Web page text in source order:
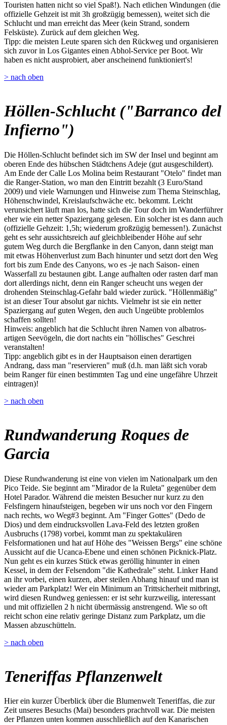
Touristen hatten nicht so viel Spaß!). Nach etlichen Windungen (die
offizielle Gehzeit ist mit 3h großzügig bemessen), weitet sich die
Schlucht und man erreicht das Meer (kein Strand, sondern
Felsküste). Zurück auf dem gleichen Weg.
Tipp: die meisten Leute sparen sich den Rückweg und organisieren
sich zuvor in Los Gigantes einen Abhol-Service per Boot. Wir
haben es nicht ausprobiert, aber anscheinend funktioniert's!
> nach oben
Höllen-Schlucht ("Barranco del
Infierno")
Die Höllen-Schlucht befindet sich im SW der Insel und beginnt am
oberen Ende des hübschen Städtchens Adeje (gut ausgeschildert).
Am Ende der Calle Los Molina beim Restaurant "Otelo" findet man
die Ranger-Station, wo man den Eintritt bezahlt (3 Euro/Stand
2009) und viele Warnungen und Hinweise zum Thema Steinschlag,
Höhenschwindel, Kreislaufschwäche etc. bekommt. Leicht
verunsichert läuft man los, hatte sich die Tour doch im Wanderführer
eher wie ein netter Spaziergang gelesen. Ein solcher ist es dann auch
(offizielle Gehzeit: 1,5h; wiederum großzügig bemessen!). Zunächst
geht es sehr aussichtsreich auf gleichbleibender Höhe auf sehr
gutem Weg durch die Bergflanke in den Canyon, dann steigt man
mit etwas Höhenverlust zum Bach hinunter und setzt dort den Weg
fort bis zum Ende des Canyons, wo es -je nach Saison- einen
Wasserfall zu bestaunen gibt. Lange aufhalten oder rasten darf man
dort allerdings nicht, denn ein Ranger scheucht uns wegen der
drohenden Steinschlag-Gefahr bald wieder zurück. "Höllenmäßig"
ist an dieser Tour absolut gar nichts. Vielmehr ist sie ein netter
Spaziergang auf guten Wegen, den auch Ungeübte problemlos
schaffen sollten!
Hinweis: angeblich hat die Schlucht ihren Namen von albatros-
artigen Seevögeln, die dort nachts ein "höllisches" Geschrei
veranstalten!
Tipp: angeblich gibt es in der Hauptsaison einen derartigen
Andrang, dass man "reservieren" muß (d.h. man läßt sich vorab
beim Ranger für einen bestimmten Tag und eine ungefähre Uhrzeit
eintragen)!
> nach oben
Rundwanderung Roques de
Garcia
Diese Rundwanderung ist eine von vielen im Nationalpark um den
Pico Teide. Sie beginnt am "Mirador de la Ruleta" gegenüber dem
Hotel Parador. Während die meisten Besucher nur kurz zu den
Felsfingern hinaufsteigen, begeben wir uns noch vor den Fingern
nach rechts, wo Weg#3 beginnt. Am "Finger Gottes" (Dedo de
Dios) und dem eindrucksvollen Lava-Feld des letzten großen
Ausbruchs (1798) vorbei, kommt man zu spektakulären
Felsformationen und hat auf Höhe des "Weissen Bergs" eine schöne
Aussicht auf die Ucanca-Ebene und einen schönen Picknick-Platz.
Nun geht es ein kurzes Stück etwas geröllig hinunter in einen
Kessel, in dem der Felsendom "die Kathedrale" steht. Linker Hand
an ihr vorbei, einen kurzen, aber steilen Abhang hinauf und man ist
wieder am Parkplatz! Wer ein Minimum an Trittsicherheit mitbringt,
wird diesen Rundweg geniessen: er ist sehr kurzweilig, interessant
und mit offiziellen 2 h nicht übermässig anstrengend. Wie so oft
reicht schon eine relativ geringe Distanz zum Parkplatz, um die
Massen abzuschütteln.
> nach oben
Teneriffas Pflanzenwelt
Hier ein kurzer Überblick über die Blumenwelt Teneriffas, die zur
Zeit unseres Besuchs (Mai) besonders prachtvoll war. Die meisten
der Pflanzen unten kommen ausschließlich auf den Kanarischen